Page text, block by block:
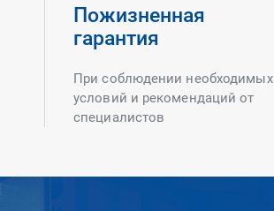
Пожизненная
гарантия
При соблюдении необходимых
условий и рекомендаций от
специалистов